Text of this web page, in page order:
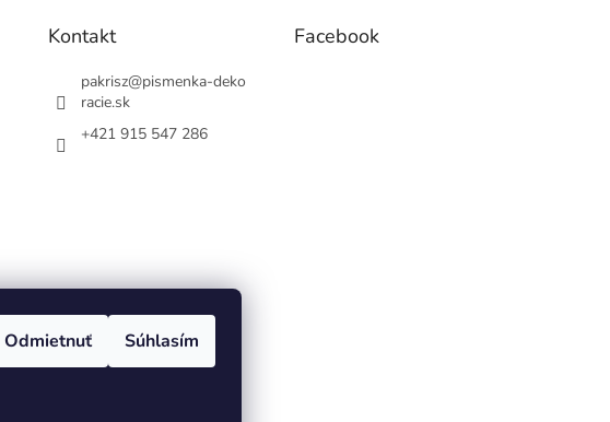
Odmietnuť Súhlasím
Kontakt
pakrisz@pismenka-deko
racie.sk
+421 915 547 286
Facebook